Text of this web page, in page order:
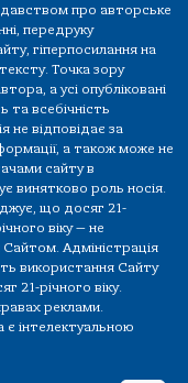
про авторське
передруку
гіперпосилання на
Точка зору
а усі опубліковані
та всебічність
не відповідає за
а також може не
сайту в
винятково роль носія.
що досяг 21-
віку — не
Адміністрація
використання Сайту
21-річного віку.
реклами.
є інтелектуальною